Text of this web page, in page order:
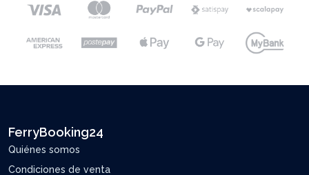
FerryBooking24
Quiénes somos
Condiciones de venta